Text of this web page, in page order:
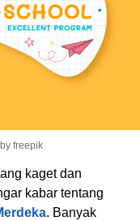
freepik
kaget dan
kabar tentang
. Banyak